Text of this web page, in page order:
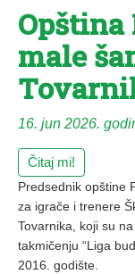
male
16. jun 2026.
Čitaj mi!
Predsednik opštine
za igrače i trenere
Tovarnika, koji su
takmičenju “Liga
2016. godište.